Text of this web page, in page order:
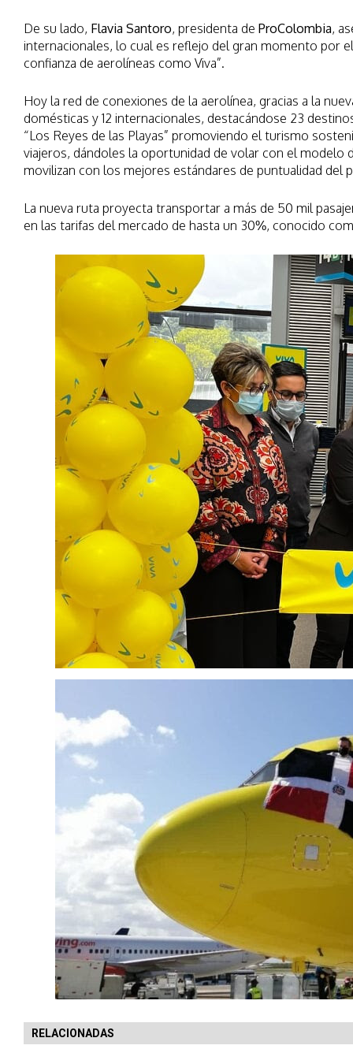
De su lado, Flavia Santoro, presidenta de ProColombia,
internacionales, lo cual es reflejo del gran momento por
confianza de aerolíneas como Viva”.
Hoy la red de conexiones de la aerolínea, gracias a la
domésticas y 12 internacionales, destacándose 23
“Los Reyes de las Playas” promoviendo el turismo
viajeros, dándoles la oportunidad de volar con el modelo
movilizan con los mejores estándares de puntualidad del
La nueva ruta proyecta transportar a más de 50 mil
en las tarifas del mercado de hasta un 30%, conocido
RELACIONADAS